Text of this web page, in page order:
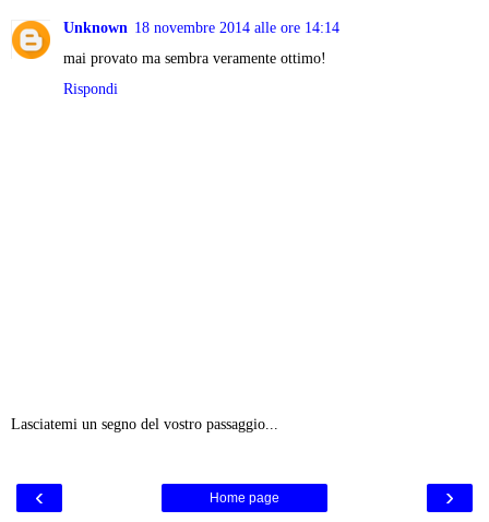
Unknown 18 novembre 2014 alle ore 14:14
mai provato ma sembra veramente ottimo!
Rispondi
Lasciatemi un segno del vostro passaggio...
‹ ›
Home page